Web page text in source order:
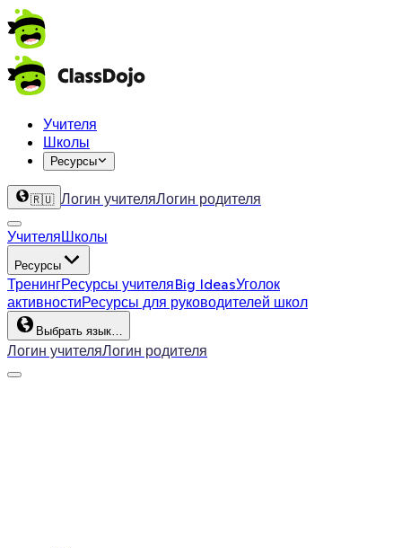
Учителя
Школы
Ресурсы
🇷🇺 Логин учителяЛогин родителя
УчителяШколы
Ресурсы
ТренингРесурсы учителяBig IdeasУголок
активностиРесурсы для руководителей школ
Выбрать язык…
Логин учителяЛогин родителя